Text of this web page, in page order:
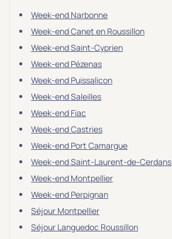
Week-end Narbonne
Week-end Canet en Roussillon
Week-end Saint-Cyprien
Week-end Pézenas
Week-end Puissalicon
Week-end Saleilles
Week-end Fiac
Week-end Castries
Week-end Port Camargue
Week-end Saint-Laurent-de-Cerdans
Week-end Montpellier
Week-end Perpignan
Séjour Montpellier
Séjour Languedoc Roussillon